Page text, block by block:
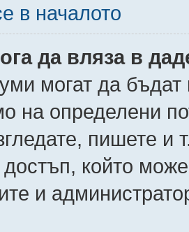
в началото
да вляза в
могат да бъдат
на определени
пишете
който
и